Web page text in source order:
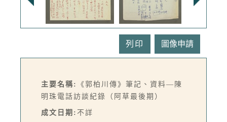
列印
主要名稱:
《郭柏川傳》筆記、資料—陳
明珠電話訪談紀錄（阿草最後期）
成文日期: 不詳